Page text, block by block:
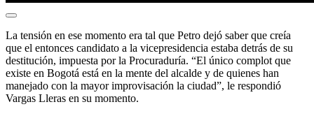
La tensión en ese momento era tal que Petro dejó saber que creía
que el entonces candidato a la vicepresidencia estaba detrás de su
destitución, impuesta por la Procuraduría. “El único complot que
existe en Bogotá está en la mente del alcalde y de quienes han
manejado con la mayor improvisación la ciudad”, le respondió
Vargas Lleras en su momento.